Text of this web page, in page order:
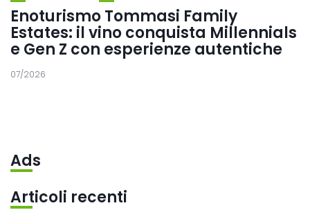
Enoturismo Tommasi Family
Estates: il vino conquista Millennials
e Gen Z con esperienze autentiche
07/2026
Ads
Articoli recenti